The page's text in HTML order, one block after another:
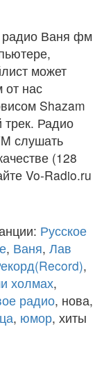
радио Ваня фм
может
от нас
Shazam
трек. Радио
слушать
(128
Vo-Radio.ru
Русское
, Ваня, Лав
,
холмах,
радио, нова,
, юмор, хиты